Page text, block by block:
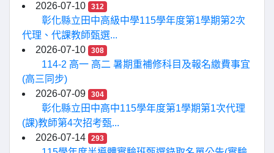
2026-07-10
312
彰化縣立田中高級中學115學年度第1學期第2次
代理、代課教師甄選...
2026-07-10
308
114-2 高一 高二 暑期重補修科目及報名繳費事宜
(高三同步)
2026-07-09
304
彰化縣立田中高中115學年度第1學期第1次代理
(課)教師第4次招考甄...
2026-07-14
293